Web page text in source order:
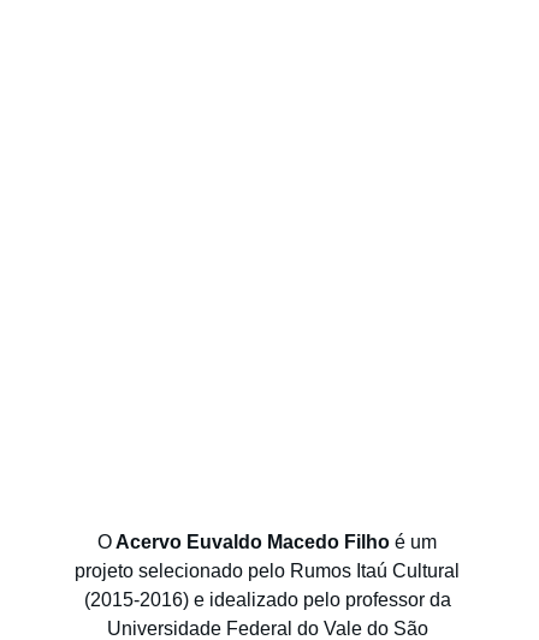
O Acervo Euvaldo Macedo Filho é um
projeto selecionado pelo Rumos Itaú Cultural
(2015-2016) e idealizado pelo professor da
Universidade Federal do Vale do São